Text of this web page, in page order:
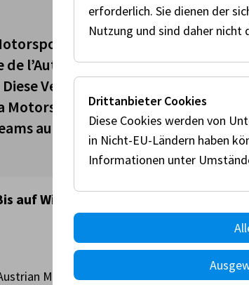
AUSTRIAN
Federation (AMF), ist die
l’Automobile) und FIM
Diese Verbände berechtigen die
Motorsport fungiert damit als
auf nationaler und
auf Widerruf ist die persönliche
Motorsport Federation / ÖAMTC
erforderlich. Sie dienen der
Nutzung und sind daher nicht
Drittanbieter Cookies
Diese Cookies werden von
in Nicht-EU-Ländern haben
Informationen unter